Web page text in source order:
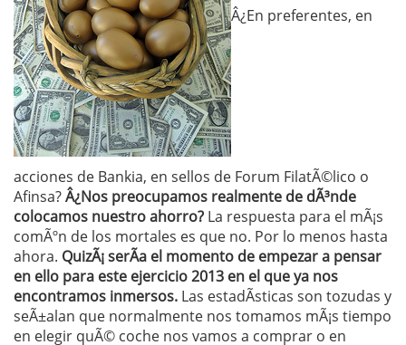
Â¿En preferentes, en
acciones de Bankia, en sellos de Forum FilatÃ©lico o
Afinsa?Â¿Nos preocupamos realmente de dÃ³nde
colocamos nuestro ahorro? La respuesta para el mÃ¡s
comÃºn de los mortales es que no. Por lo menos hasta
ahora. QuizÃ¡ serÃ­a el momento de empezar a pensar
en ello para este ejercicio 2013 en el que ya nos
encontramos inmersos. Las estadÃ­sticas son tozudas y
seÃ±alan que normalmente nos tomamos mÃ¡s tiempo
en elegir quÃ© coche nos vamos a comprar o en